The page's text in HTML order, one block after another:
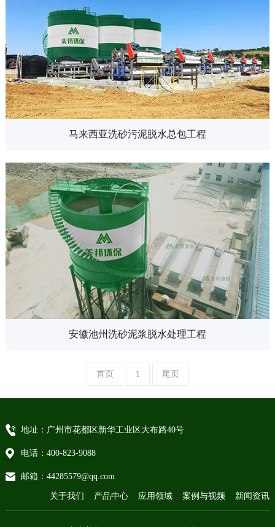
马来西亚洗砂污泥脱水总包工程
安徽池州洗砂泥浆脱水处理工程
首页 1 尾页
地址：广州市花都区新华工业区大布路40号
电话：400-823-9088
邮箱：44285579@qq.com
关于我们 产品中心 应用领域 案例与视频 新闻资讯